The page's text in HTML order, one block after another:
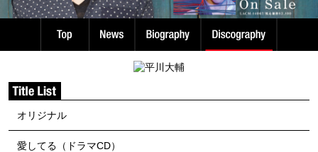
オリジナル
愛してる（ドラマCD）